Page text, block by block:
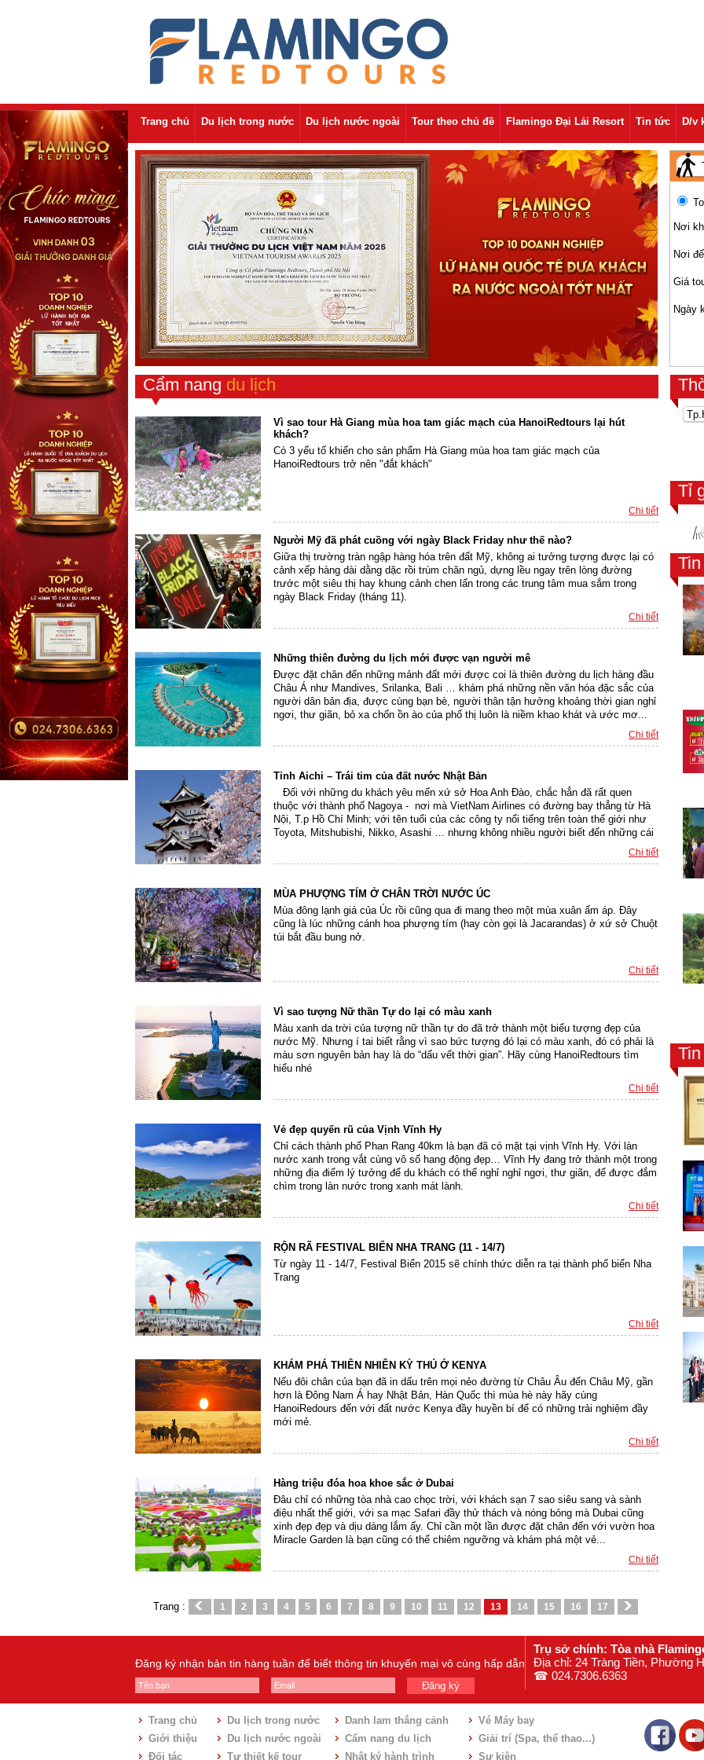
Trang chủ Du lịch trong nước Du lịch nước ngoài Tour theo chủ đề Flamingo Đại Lải Resort Tin tức D/v
Nơi
Nơi
Giá
Ngày
Cẩm nang du lịch
Vì sao tour Hà Giang mùa hoa tam giác mạch của HanoiRedtours lại hút
khách?
Có 3 yếu tố khiến cho sản phẩm Hà Giang mùa hoa tam giác mạch của
HanoiRedtours trở nên "đắt khách"
Chi tiết
Người Mỹ đã phát cuồng với ngày Black Friday như thế nào?
Giữa thị trường tràn ngập hàng hóa trên đất Mỹ, không ai tưởng tượng được lại có
cảnh xếp hàng dài dằng dặc rồi trùm chăn ngủ, dựng lều ngay trên lòng đường
trước một siêu thị hay khung cảnh chen lấn trong các trung tâm mua sắm trong
ngày Black Friday (tháng 11).
Chi tiết
Những thiên đường du lịch mới được vạn người mê
Được đặt chân đến những mảnh đất mới được coi là thiên đường du lịch hàng đầu
Châu Á như Mandives, Srilanka, Bali … khám phá những nền văn hóa đặc sắc của
người dân bản địa, được cùng bạn bè, người thân tận hưởng khoảng thời gian nghỉ
ngơi, thư giãn, bỏ xa chốn ồn ào của phố thị luôn là niềm khao khát và ước mơ...
Chi tiết
Tỉnh Aichi – Trái tim của đất nước Nhật Bản
Đối với những du khách yêu mến xứ sở Hoa Anh Đào, chắc hẳn đã rất quen
thuộc với thành phố Nagoya - nơi mà VietNam Airlines có đường bay thẳng từ Hà
Nội, T.p Hồ Chí Minh; với tên tuổi của các công ty nổi tiếng trên toàn thế giới như
Toyota, Mitshubishi, Nikko, Asashi … nhưng không nhiều người biết đến những cái
Chi tiết
MÙA PHƯỢNG TÍM Ở CHÂN TRỜI NƯỚC ÚC
Mùa đông lạnh giá của Úc rồi cũng qua đi mang theo một mùa xuân ấm áp. Đây
cũng là lúc những cánh hoa phượng tím (hay còn gọi là Jacarandas) ở xứ sở Chuột
túi bắt đầu bung nở.
Chi tiết
Vì sao tượng Nữ thần Tự do lại có màu xanh
Màu xanh da trời của tượng nữ thần tự do đã trở thành một biểu tượng đẹp của
nước Mỹ. Nhưng í tai biết rằng vì sao bức tượng đó lại có màu xanh, đó có phải là
màu sơn nguyên bản hay là do “dấu vết thời gian”. Hãy cùng HanoiRedtours tìm
hiểu nhé
Chi tiết
Vẻ đẹp quyến rũ của Vịnh Vĩnh Hy
Chỉ cách thành phố Phan Rang 40km là bạn đã có mặt tại vịnh Vĩnh Hy. Với làn
nước xanh trong vắt cùng vô số hang động đẹp… Vĩnh Hy đang trở thành một trong
những địa điểm lý tưởng để du khách có thể nghỉ nghỉ ngơi, thư giãn, để được đắm
chìm trong làn nước trong xanh mát lành.
Chi tiết
RỘN RÃ FESTIVAL BIỂN NHA TRANG (11 - 14/7)
Từ ngày 11 - 14/7, Festival Biển 2015 sẽ chính thức diễn ra tại thành phố biển Nha
Trang
Chi tiết
KHÁM PHÁ THIÊN NHIÊN KỲ THÚ Ở KENYA
Nếu đôi chân của bạn đã in dấu trên mọi nẻo đường từ Châu Âu đến Châu Mỹ, gần
hơn là Đông Nam Á hay Nhật Bản, Hàn Quốc thì mùa hè này hãy cùng
HanoiRedours đến với đất nước Kenya đầy huyền bí để có những trải nghiệm đầy
mới mẻ.
Chi tiết
Hàng triệu đóa hoa khoe sắc ở Dubai
Đâu chỉ có những tòa nhà cao chọc trời, với khách sạn 7 sao siêu sang và sành
điệu nhất thế giới, với sa mạc Safari đầy thử thách và nóng bỏng mà Dubai cũng
xinh đẹp đẹp và dịu dàng lắm ấy. Chỉ cần một lần được đặt chân đến với vườn hoa
Miracle Garden là bạn cũng có thể chiêm ngưỡng và khám phá một vẻ...
Chi tiết
Trang : 1 2 3 4 5 6 7 8 9 10 11 12 13 14 15 16 17
Tỉ
Tin
Tin
Đăng ký nhận bản tin hàng tuần để biết thông tin khuyến mại vô cùng hấp dẫn
Đăng ký
Trụ sở chính: Tòa nhà
Địa chỉ: 24 Tràng Tiền, Phường
☎ 024.7306.6363
Trang chủ
Giới thiệu
Đối tác
Du lịch trong nước
Du lịch nước ngoài
Tự thiết kế tour
Danh lam thắng cảnh
Cẩm nang du lịch
Nhật ký hành trình
Vé Máy bay
Giải trí (Spa, thể thao...)
Sự kiện